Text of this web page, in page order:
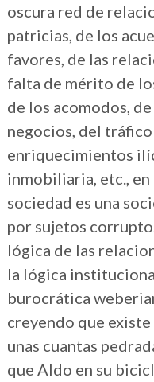
oscura red de
patricias, de los
favores, de las
falta de mérito de
de los acomodos,
negocios, del
enriquecimientos
inmobiliaria, etc., en
sociedad es una
por sujetos
lógica de las
la lógica
burocrática
creyendo que existe
unas cuantas
que Aldo en su